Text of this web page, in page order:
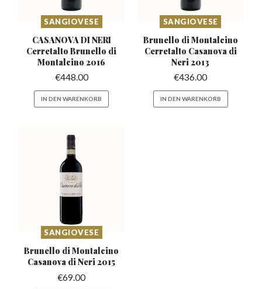
SANGIOVESE
CASANOVA DI NERI
CerretaltoBrunello di
Montalcino 2016
€448.00
IN DEN WARENKORB
SANGIOVESE
Brunello di Montalcino
Cerretalto Casanova di
Neri 2013
€436.00
IN DEN WARENKORB
SANGIOVESE
Brunello di Montalcino
Casanova di Neri 2015
€69.00